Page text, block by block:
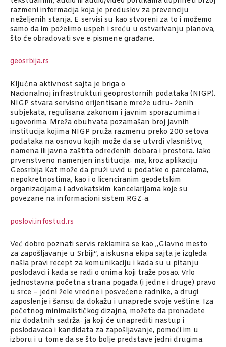
razmeni informacija koja je preduslov za prevenciju
neželjenih stanja. E‑servisi su kao stvoreni za to i možemo
samo da im poželimo uspeh i sreću u ostvarivanju planova,
što će obradovati sve e‑pismene građane.
geosrbija.rs
Ključna aktivnost sajta je briga o
Nacionalnoj infrastrukturi geoprostornih podataka (NIGP).
NIGP stvara servisno orijentisane mreže udru‑ ženih
subjekata, regulisana zakonom i javnim sporazumima i
ugovorima. Mreža obuhvata pozamašan broj javnih
institucija kojima NIGP pruža razmenu preko 200 setova
podataka na osnovu kojih može da se utvrdi vlasništvo,
namena ili javna zaštita određenih dobara i prostora. Iako
prvenstveno namenjen institucija‑ ma, kroz aplikaciju
Geosrbija Kat može da pruži uvid u podatke o parcelama,
nepokretnostima, kao i o licenciranim geodetskim
organizacijama i advokatskim kancelarijama koje su
povezane na informacioni sistem RGZ‑a.
poslovi.infostud.rs
Već dobro poznati servis reklamira se kao „Glavno mesto
za zapošljavanje u Srbiji“, a iskusna ekipa sajta je izgleda
našla pravi recept za komunikaciju i kada su u pitanju
poslodavci i kada se radi o onima koji traže posao. Vrlo
jednostavna početna strana pogađa (i jedne i druge) pravo
u srce – jedni žele vredne i posvećene radnike, a drugi
zaposlenje i šansu da dokažu i unaprede svoje veštine. Iza
početnog minimalističkog dizajna, možete da pronađete
niz dodatnih sadrža‑ ja koji će unaprediti nastup i
poslodavaca i kandidata za zapošljavanje, pomoći im u
izboru i u tome da se što bolje predstave jedni drugima.